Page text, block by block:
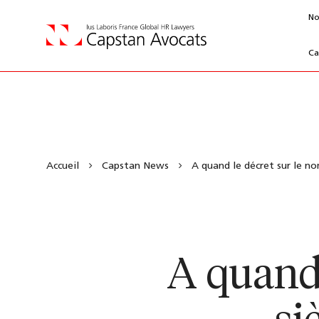
Accueil Capstan News A quand le décret sur le
A